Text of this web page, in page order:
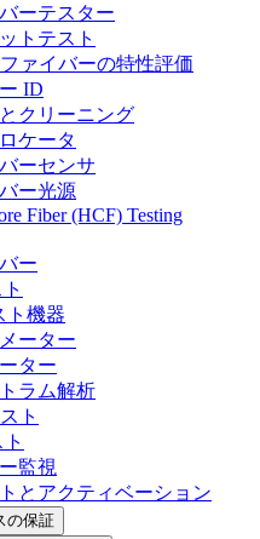
ーテスター
トテスト
ァイバーの特性評価
ID
クリーニング
ケータ
ーセンサ
ー光源
Fiber (HCF) Testing
ー
ト機器
ーター
ター
ラム解析
ト
監視
とアクティベーション
の保証